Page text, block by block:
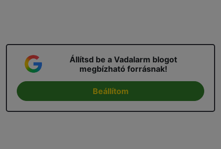
Állítsd be a Vadalarm blogot
megbízható forrásnak!
Beállítom